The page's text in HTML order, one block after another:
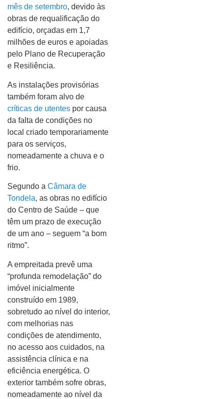
mês de setembro, devido às
obras de requalificação do
edifício, orçadas em 1,7
milhões de euros e apoiadas
pelo Plano de Recuperação
e Resiliência.
As instalações provisórias
também foram alvo de
críticas de utentes por causa
da falta de condições no
local criado temporariamente
para os serviços,
nomeadamente a chuva e o
frio.
Segundo a Câmara de
Tondela, as obras no edifício
do Centro de Saúde – que
têm um prazo de execução
de um ano – seguem “a bom
ritmo”.
A empreitada prevê uma
“profunda remodelação” do
imóvel inicialmente
construído em 1989,
sobretudo ao nível do interior,
com melhorias nas
condições de atendimento,
no acesso aos cuidados, na
assistência clínica e na
eficiência energética. O
exterior também sofre obras,
nomeadamente ao nível da